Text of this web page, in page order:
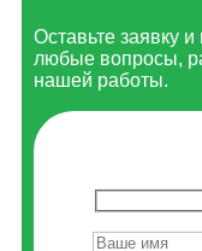
Оставьте заявку и
любые вопросы,
нашей работы.